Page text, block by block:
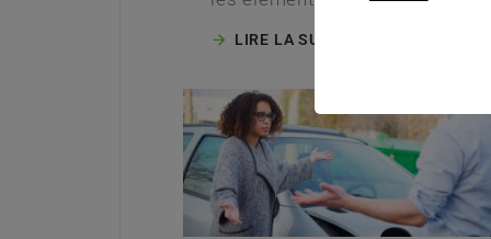
LIRE LA SUITE